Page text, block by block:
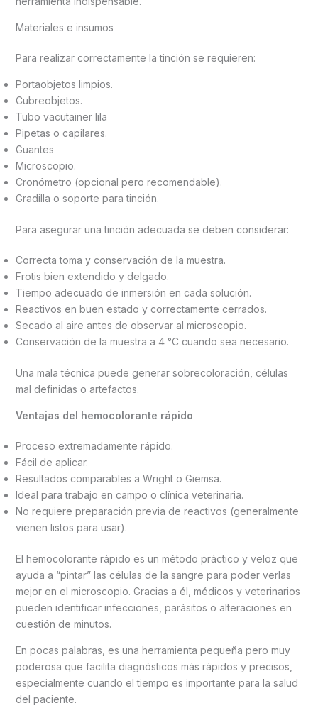
Materiales e insumos
Para realizar correctamente la tinción se requieren:
Portaobjetos limpios.
Cubreobjetos.
Tubo vacutainer lila
Pipetas o capilares.
Guantes
Microscopio.
Cronómetro (opcional pero recomendable).
Gradilla o soporte para tinción.
Para asegurar una tinción adecuada se deben considerar:
Correcta toma y conservación de la muestra.
Frotis bien extendido y delgado.
Tiempo adecuado de inmersión en cada solución.
Reactivos en buen estado y correctamente cerrados.
Secado al aire antes de observar al microscopio.
Conservación de la muestra a 4 °C cuando sea necesario.
Una mala técnica puede generar sobrecoloración, células
mal definidas o artefactos.
Ventajas del hemocolorante rápido
Proceso extremadamente rápido.
Fácil de aplicar.
Resultados comparables a Wright o Giemsa.
Ideal para trabajo en campo o clínica veterinaria.
No requiere preparación previa de reactivos (generalmente
vienen listos para usar).
El hemocolorante rápido es un método práctico y veloz que
ayuda a “pintar” las células de la sangre para poder verlas
mejor en el microscopio. Gracias a él, médicos y veterinarios
pueden identificar infecciones, parásitos o alteraciones en
cuestión de minutos.
En pocas palabras, es una herramienta pequeña pero muy
poderosa que facilita diagnósticos más rápidos y precisos,
especialmente cuando el tiempo es importante para la salud
del paciente.